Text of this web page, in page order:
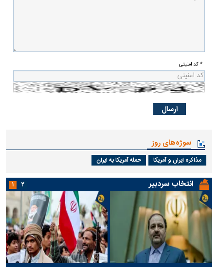
* کد امنیتی
سوژه‌های روز
مذاکره ایران و آمریکا حمله آمریکا به ایران
انتخاب سردبیر ۱ ۲